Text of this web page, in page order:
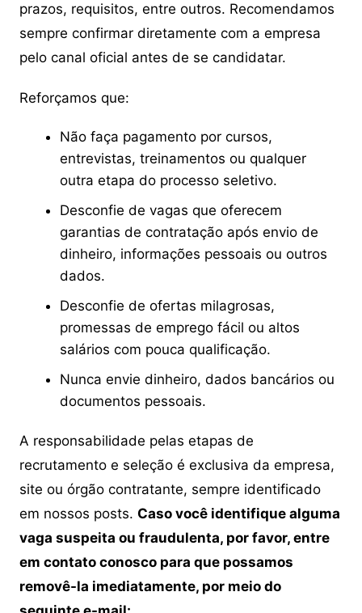
prazos, requisitos, entre outros. Recomendamos
sempre confirmar diretamente com a empresa
pelo canal oficial antes de se candidatar.
Reforçamos que:
Não faça pagamento por cursos,
entrevistas, treinamentos ou qualquer
outra etapa do processo seletivo.
Desconfie de vagas que oferecem
garantias de contratação após envio de
dinheiro, informações pessoais ou outros
dados.
Desconfie de ofertas milagrosas,
promessas de emprego fácil ou altos
salários com pouca qualificação.
Nunca envie dinheiro, dados bancários ou
documentos pessoais.
A responsabilidade pelas etapas de
recrutamento e seleção é exclusiva da empresa,
site ou órgão contratante, sempre identificado
em nossos posts. Caso você identifique alguma
vaga suspeita ou fraudulenta, por favor, entre
em contato conosco para que possamos
removê-la imediatamente, por meio do